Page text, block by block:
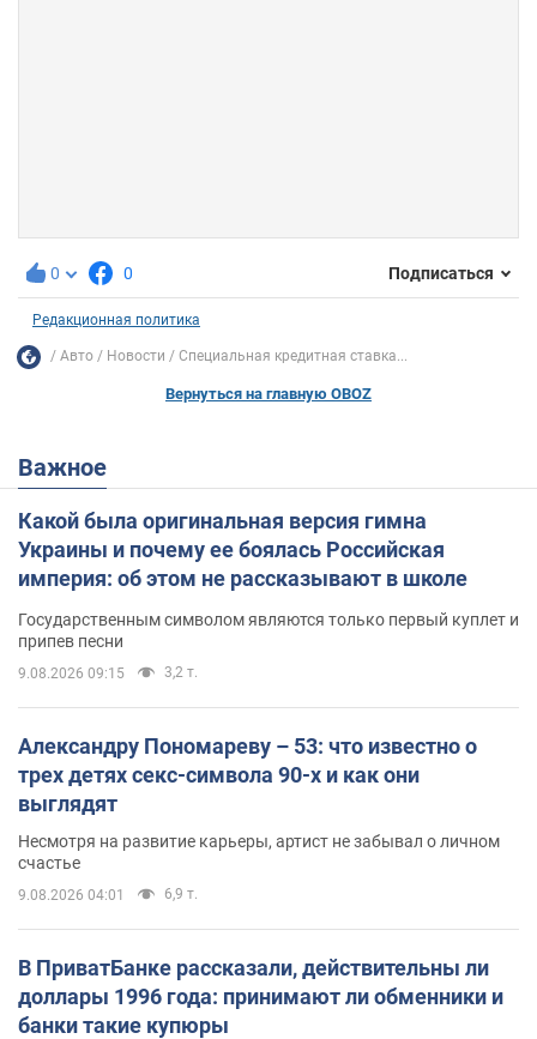
0 0 Подписаться
Редакционная политика
Авто Новости Специальная кредитная ставка...
Вернуться на главную OBOZ
Важное
Какой была оригинальная версия гимна
Украины и почему ее боялась Российская
империя: об этом не рассказывают в школе
Государственным символом являются только первый куплет и
припев песни
9.08.2026 09:15 3,2 т.
Александру Пономареву – 53: что известно о
трех детях секс-символа 90-х и как они
выглядят
Несмотря на развитие карьеры, артист не забывал о личном
счастье
9.08.2026 04:01 6,9 т.
В ПриватБанке рассказали, действительны ли
доллары 1996 года: принимают ли обменники и
банки такие купюры